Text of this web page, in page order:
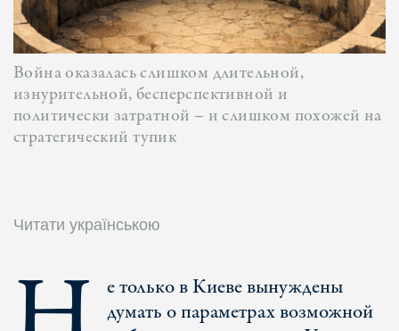
Война оказалась слишком длительной,
изнурительной, бесперспективной и
политически затратной – и слишком похожей на
стратегический тупик
Читати українською
е только в Киеве вынуждены
думать о параметрах возможной